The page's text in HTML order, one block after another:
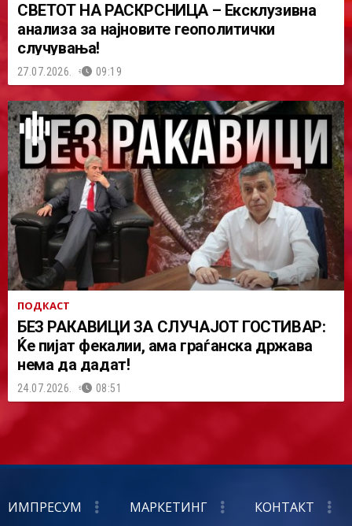
СВЕТОТ НА РАСКРСНИЦА – Ексклузивна
анализа за најновите геополитички
случувања!
27.07.2026. 09:19
ПОДКАСТ
БЕЗ РАКАВИЦИ ЗА СЛУЧАЈОТ ГОСТИВАР:
Ќе пијат фекалии, ама граѓанска држава
нема да дадат!
24.07.2026. 08:51
ИМПРЕСУМ МАРКЕТИНГ
КОНТАКТ